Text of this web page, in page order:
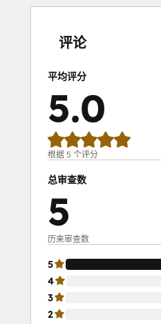
评论
平均评分
5.0
根据 5 个评分
总审查数
5
历来审查数
5
4
成
3
成
2
成
成